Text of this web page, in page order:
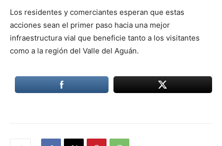
Los residentes y comerciantes esperan que estas
acciones sean el primer paso hacia una mejor
infraestructura vial que beneficie tanto a los visitantes
como a la región del Valle del Aguán.